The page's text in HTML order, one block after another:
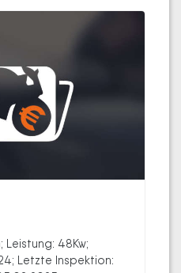
Leistung: 48Kw;
Letzte Inspektion: